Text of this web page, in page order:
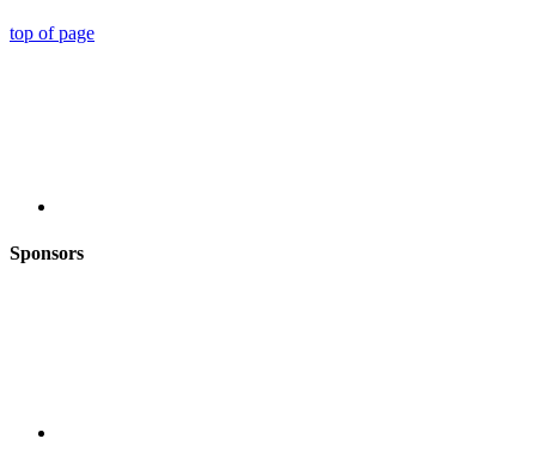
top of page
Sponsors